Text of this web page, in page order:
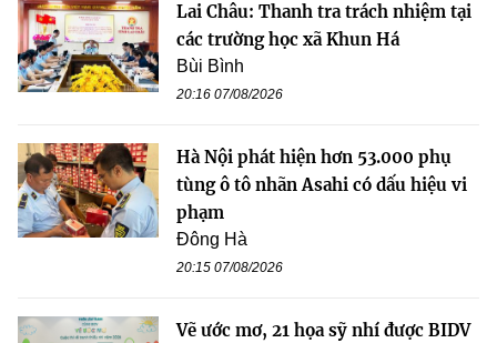
Lai Châu: Thanh tra trách nhiệm tại
các trường học xã Khun Há
Bùi Bình
20:16 07/08/2026
Hà Nội phát hiện hơn 53.000 phụ
tùng ô tô nhãn Asahi có dấu hiệu vi
phạm
Đông Hà
20:15 07/08/2026
Vẽ ước mơ, 21 họa sỹ nhí được BIDV